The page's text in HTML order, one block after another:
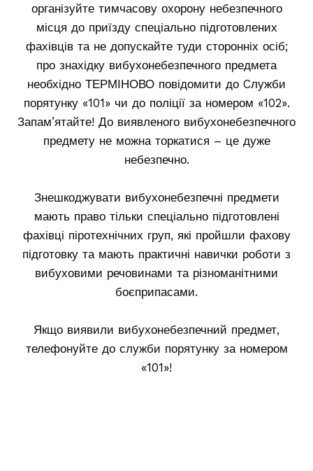
організуйте тимчасову охорону небезпечного
місця до приїзду спеціально підготовлених
фахівців та не допускайте туди сторонніх осіб;
про знахідку вибухонебезпечного предмета
необхідно ТЕРМІНОВО повідомити до Cлужби
порятунку «101» чи до поліції за номером «102».
Запам’ятайте! До виявленого вибухонебезпечного
предмету не можна торкатися – це дуже
небезпечно.
Знешкоджувати вибухонебезпечні предмети
мають право тільки спеціально підготовлені
фахівці піротехнічних груп, які пройшли фахову
підготовку та мають практичні навички роботи з
вибуховими речовинами та різноманітними
боєприпасами.
Якщо виявили вибухонебезпечний предмет,
телефонуйте до служби порятунку за номером
«101»!